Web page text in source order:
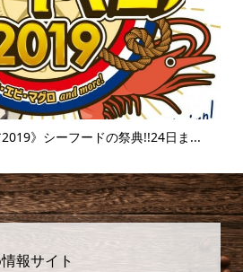
2019》シーフードの祭典!!24日ま...
報サイト